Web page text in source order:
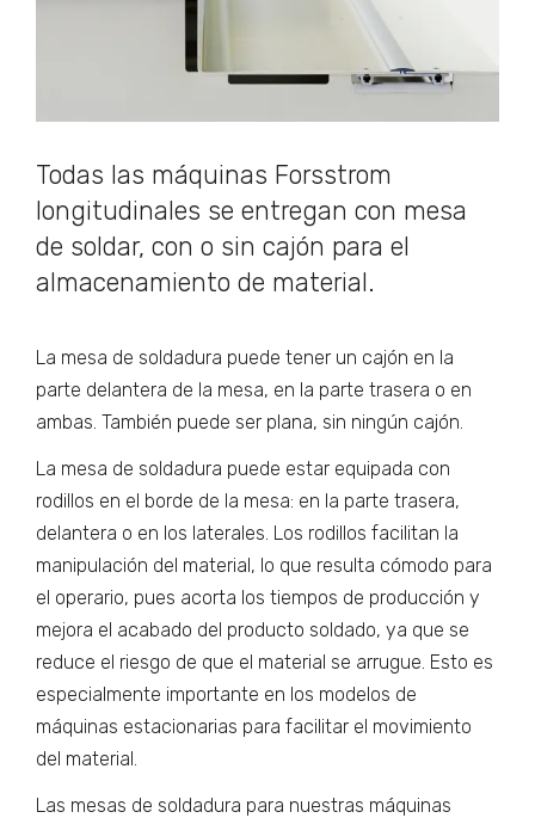
Todas las máquinas Forsstrom
longitudinales se entregan con mesa
de soldar, con o sin cajón para el
almacenamiento de material.
La mesa de soldadura puede tener un cajón en la
parte delantera de la mesa, en la parte trasera o en
ambas. También puede ser plana, sin ningún cajón.
La mesa de soldadura puede estar equipada con
rodillos en el borde de la mesa: en la parte trasera,
delantera o en los laterales. Los rodillos facilitan la
manipulación del material, lo que resulta cómodo para
el operario, pues acorta los tiempos de producción y
mejora el acabado del producto soldado, ya que se
reduce el riesgo de que el material se arrugue. Esto es
especialmente importante en los modelos de
máquinas estacionarias para facilitar el movimiento
del material.
Las mesas de soldadura para nuestras máquinas